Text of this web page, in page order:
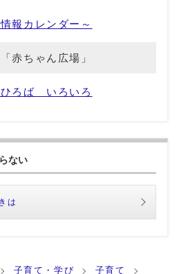
報カレンダー～
赤ちゃん広場」
ひろば いろいろ
ない
は
子育て・学び 子育て